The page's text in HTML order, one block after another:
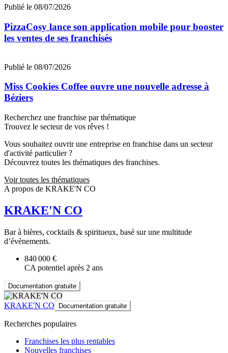
Publié le 08/07/2026
PizzaCosy lance son application mobile pour booster
les ventes de ses franchisés
Publié le 08/07/2026
Miss Cookies Coffee ouvre une nouvelle adresse à
Béziers
Recherchez une franchise par thématique
Trouvez le secteur de vos rêves !
Vous souhaitez ouvrir une entreprise en franchise dans un secteur
d'activité particulier ?
Découvrez toutes les thématiques des franchises.
Voir toutes les thématiques
A propos de KRAKE'N CO
KRAKE'N CO
Bar à bières, cocktails & spiritueux, basé sur une multitude
d’évènements.
840 000 €
CA potentiel après 2 ans
Documentation gratuite
KRAKE'N CO Documentation gratuite
Recherches populaires
Franchises les plus rentables
Nouvelles franchises